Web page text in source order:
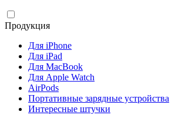
Продукция
Для iPhone
Для iPad
Для MacBook
Для Apple Watch
AirPods
Портативные зарядные устройства
Интересные штучки